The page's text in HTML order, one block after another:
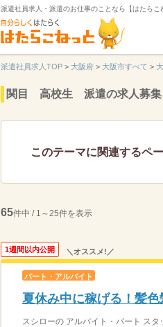
派遣社員求人・派遣のお仕事のことなら【はたらこ
派遣社員求人TOP > 大阪府 > 大阪市すべて >
関目 高校生 派遣の求人募集
このテーマに関連するペ
65件中 / 1～25件を表示
1週間以内公開 ＼オススメ!／
パート・アルバイト
夏休み中に稼げる！髪
スシローの アルバイト・パート ス